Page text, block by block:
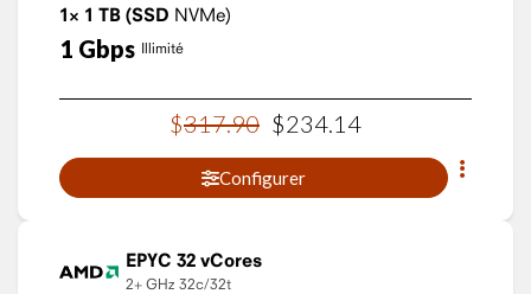
1× 1 TB (SSD NVMe)
1 Gbps Illimité
$317.90 $234.14
Configurer
EPYC 32 vCores
2+ GHz 32c/32t